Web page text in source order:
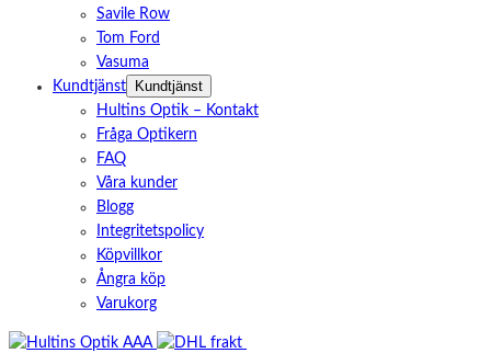
Savile Row
Tom Ford
Vasuma
Kundtjänst
Kundtjänst
Hultins Optik – Kontakt
Fråga Optikern
FAQ
Våra kunder
Blogg
Integritetspolicy
Köpvillkor
Ångra köp
Varukorg